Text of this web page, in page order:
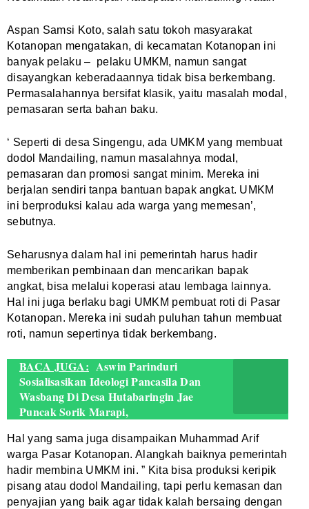
Aspan Samsi Koto, salah satu tokoh masyarakat
Kotanopan mengatakan, di kecamatan Kotanopan ini
banyak pelaku – pelaku UMKM, namun sangat
disayangkan keberadaannya tidak bisa berkembang.
Permasalahannya bersifat klasik, yaitu masalah modal,
pemasaran serta bahan baku.
‘ Seperti di desa Singengu, ada UMKM yang membuat
dodol Mandailing, namun masalahnya modal,
pemasaran dan promosi sangat minim. Mereka ini
berjalan sendiri tanpa bantuan bapak angkat. UMKM
ini berproduksi kalau ada warga yang memesan’,
sebutnya.
Seharusnya dalam hal ini pemerintah harus hadir
memberikan pembinaan dan mencarikan bapak
angkat, bisa melalui koperasi atau lembaga lainnya.
Hal ini juga berlaku bagi UMKM pembuat roti di Pasar
Kotanopan. Mereka ini sudah puluhan tahun membuat
roti, namun sepertinya tidak berkembang.
BACA JUGA: Aswin Parinduri
Sosialisasikan Ideologi Pancasila Dan
Wasbang Di Desa Hutabaringin Jae
Puncak Sorik Marapi,
Hal yang sama juga disampaikan Muhammad Arif
warga Pasar Kotanopan. Alangkah baiknya pemerintah
hadir membina UMKM ini. ” Kita bisa produksi keripik
pisang atau dodol Mandailing, tapi perlu kemasan dan
penyajian yang baik agar tidak kalah bersaing dengan